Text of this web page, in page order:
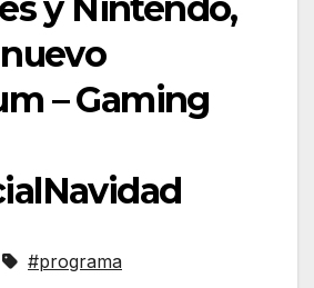
y Nintendo,
– Gaming
#programa